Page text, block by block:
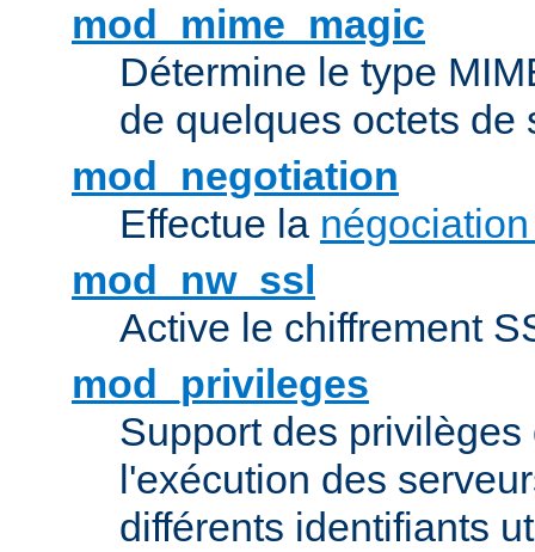
mod_mime_magic
Détermine le type
de quelques octets de
mod_negotiation
Effectue la
mod_nw_ssl
Active le chiffrement
mod_privileges
Support des
l'exécution des
différents identifiants